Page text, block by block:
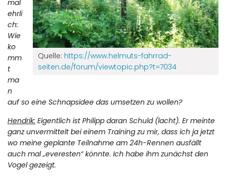
Quelle: https://www.helmuts-fahrrad-
seiten.de/forum/viewtopic.php?t=7034
mal
ehrli
ch:
Wie
ko
mm
t
ma
n
auf so eine Schnapsidee das umsetzen zu wollen?
Hendrik: Eigentlich ist Philipp daran Schuld (lacht). Er meinte
ganz unvermittelt bei einem Training zu mir, dass ich ja jetzt
wo meine geplante Teilnahme am 24h-Rennen ausfällt
auch mal „everesten“ könnte. Ich habe ihm zunächst den
Vogel gezeigt.